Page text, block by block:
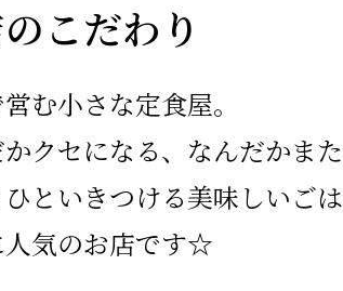
こだわり
む小さな定食屋。
クセになる、なんだかまた
ひといきつける美味しいご
人気のお店です☆